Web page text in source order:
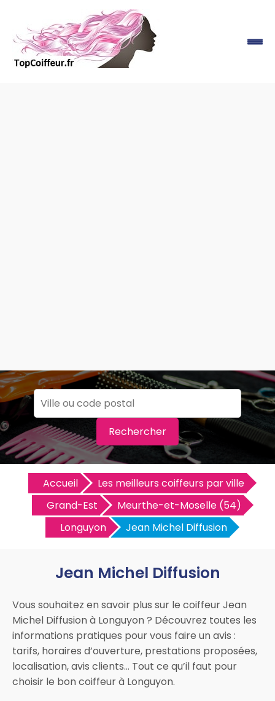
Rechercher
Accueil
Les meilleurs coiffeurs par ville
Grand-Est
Meurthe-et-Moselle (54)
Longuyon
Jean Michel Diffusion
Jean Michel Diffusion
Vous souhaitez en savoir plus sur le coiffeur Jean
Michel Diffusion à Longuyon ? Découvrez toutes les
informations pratiques pour vous faire un avis :
tarifs, horaires d’ouverture, prestations proposées,
localisation, avis clients… Tout ce qu’il faut pour
choisir le bon coiffeur à Longuyon.